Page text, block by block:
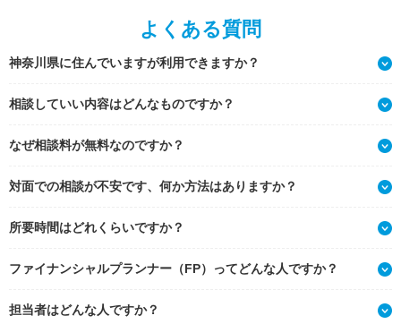
よくある質問
神奈川県に住んでいますが利用できますか？
相談していい内容はどんなものですか？
なぜ相談料が無料なのですか？
対面での相談が不安です、何か方法はありますか？
所要時間はどれくらいですか？
ファイナンシャルプランナー（FP）ってどんな人ですか？
担当者はどんな人ですか？